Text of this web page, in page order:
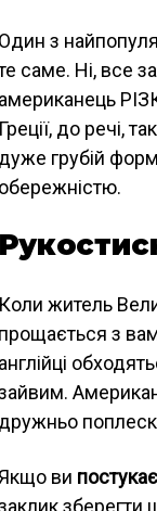
Один з
саме. Ні, все
американець
Греції, до речі,
дуже грубій
обережністю.
Коли житель
прощається з
англійці
дружньо
Якщо ви
зберегти